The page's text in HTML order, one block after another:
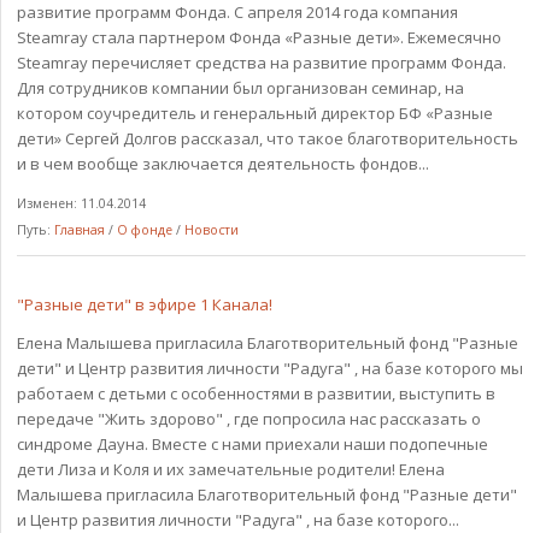
развитие программ Фонда. C апреля 2014 года компания
Steamray стала партнером Фонда «Разные дети». Ежемесячно
Steamray перечисляет средства на развитие программ Фонда.
Для сотрудников компании был организован семинар, на
котором соучредитель и генеральный директор БФ «Разные
дети» Сергей Долгов рассказал, что такое благотворительность
и в чем вообще заключается деятельность фондов...
Изменен: 11.04.2014
Путь: Главная / О фонде / Новости
"Разные дети" в эфире 1 Канала!
Елена Малышева пригласила Благотворительный фонд "Разные
дети" и Центр развития личности "Радуга" , на базе которого мы
работаем с детьми с особенностями в развитии, выступить в
передаче "Жить здорово" , где попросила нас рассказать о
синдроме Дауна. Вместе с нами приехали наши подопечные
дети Лиза и Коля и их замечательные родители! Елена
Малышева пригласила Благотворительный фонд "Разные дети"
и Центр развития личности "Радуга" , на базе которого...